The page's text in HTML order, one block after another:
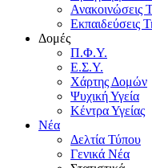
Ανακοινώσεις
Εκπαιδεύσεις
Δομές
Π.Φ.Υ.
Ε.Σ.Υ.
Χάρτης Δομών
Ψυχική Υγεία
Κέντρα Υγείας
Νέα
Δελτία Τύπου
Γενικά Νέα